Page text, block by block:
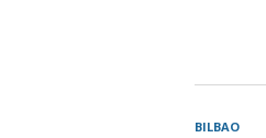
BILBAO